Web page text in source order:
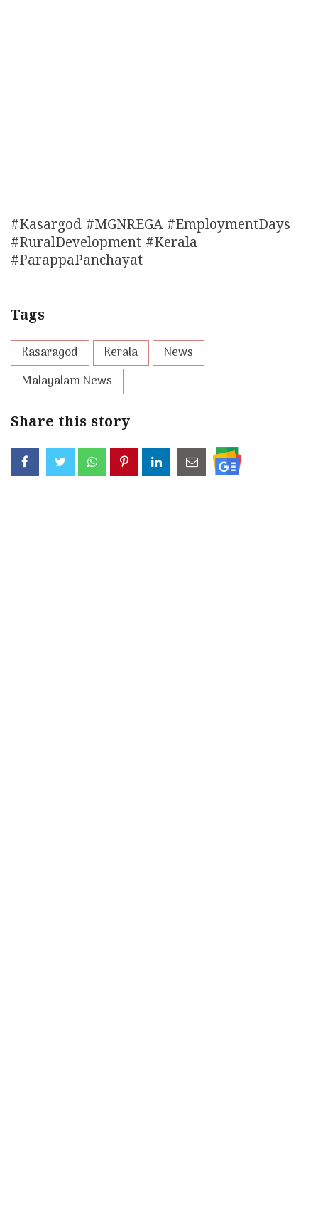
#Kasargod #MGNREGA #EmploymentDays
#RuralDevelopment #Kerala
#ParappaPanchayat
Tags
Kasaragod Kerala
News
Malayalam News
Share this story